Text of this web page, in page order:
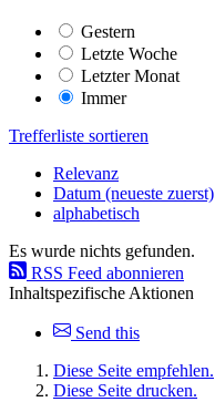
Gestern
Letzte Woche
Letzter Monat
Immer
Trefferliste sortieren
Relevanz
Datum (neueste zuerst)
alphabetisch
Es wurde nichts gefunden.
RSS Feed abonnieren
Inhaltspezifische Aktionen
Send this
Diese Seite empfehlen.
Diese Seite drucken.